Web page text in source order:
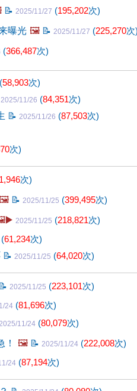
📝 2025/11/27 (195,202次)
曝光 🖼️ 📝 2025/11/27 (225,270次)
(366,487次)
(58,903次)
2025/11/26 (84,351次)
📝 2025/11/26 (87,503次)
次)
次)
📝 2025/11/25 (399,495次)
2025/11/25 (218,821次)
(61,234次)
📝 2025/11/25 (64,020次)
2025/11/25 (223,101次)
24 (81,696次)
11/24 (80,079次)
🖼️ 📝 2025/11/24 (222,008次)
24 (87,194次)